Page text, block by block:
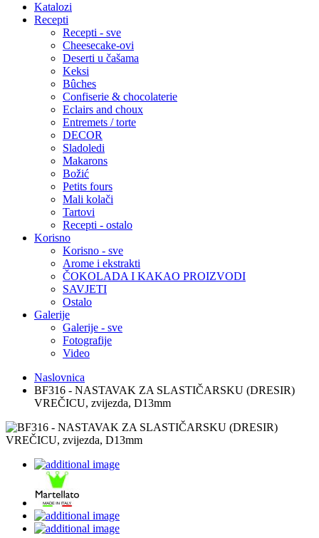
Katalozi
Recepti
Recepti - sve
Cheesecake-ovi
Deserti u čašama
Keksi
Bûches
Confiserie & chocolaterie
Eclairs and choux
Entremets / torte
DECOR
Sladoledi
Makarons
Božić
Petits fours
Mali kolači
Tartovi
Recepti - ostalo
Korisno
Korisno - sve
Arome i ekstrakti
ČOKOLADA I KAKAO PROIZVODI
SAVJETI
Ostalo
Galerije
Galerije - sve
Fotografije
Video
Naslovnica
BF316 - NASTAVAK ZA SLASTIČARSKU (DRESIR)
VREČICU, zvijezda, D13mm